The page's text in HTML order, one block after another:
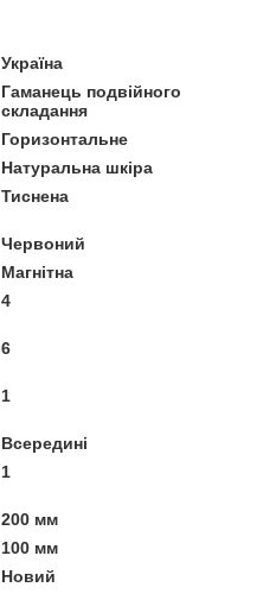
Україна
Гаманець подвійного
складання
Горизонтальне
Натуральна шкіра
Тиснена
Червоний
Магнітна
4
6
1
Всередині
1
200 мм
100 мм
Новий